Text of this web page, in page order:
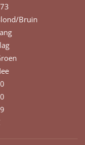
Bruin